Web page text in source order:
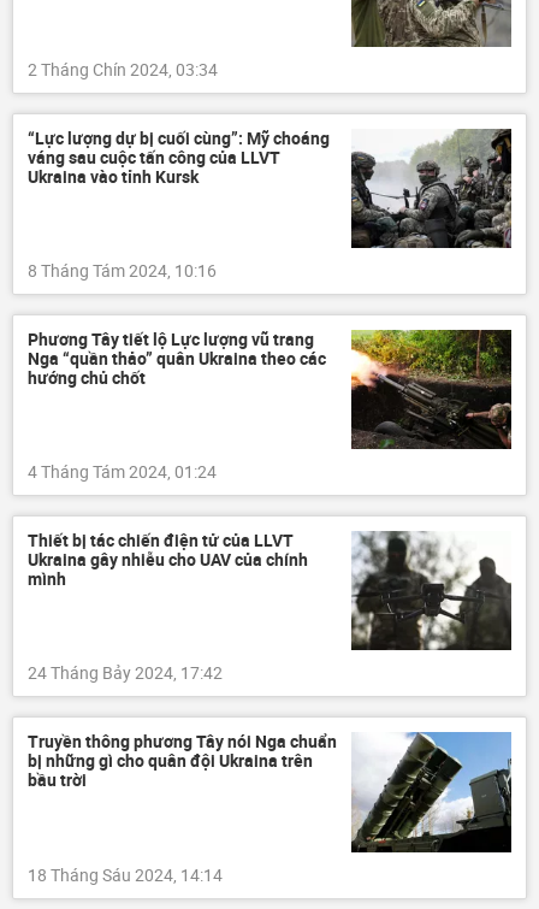
2 Tháng Chín 2024, 03:34
“Lực lượng dự bị cuối cùng”: Mỹ choáng
váng sau cuộc tấn công của LLVT
Ukraina vào tỉnh Kursk
8 Tháng Tám 2024, 10:16
Phương Tây tiết lộ Lực lượng vũ trang
Nga “quần thảo” quân Ukraina theo các
hướng chủ chốt
4 Tháng Tám 2024, 01:24
Thiết bị tác chiến điện tử của LLVT
Ukraina gây nhiễu cho UAV của chính
mình
24 Tháng Bảy 2024, 17:42
Truyền thông phương Tây nói Nga chuẩn
bị những gì cho quân đội Ukraina trên
bầu trời
18 Tháng Sáu 2024, 14:14